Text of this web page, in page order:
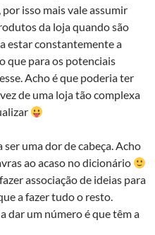
isso mais vale assumir
da loja quando são
estar constantemente a
que para os potenciais
Acho é que poderia ter
de uma loja tão complexa
ser uma dor de cabeça. Acho
ao acaso no dicionário
associação de ideias para
a fazer tudo o resto.
dar um número é que têm a